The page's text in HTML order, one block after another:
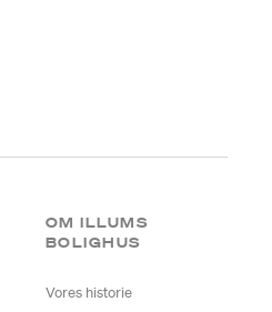
OM ILLUMS
BOLIGHUS
Vores historie